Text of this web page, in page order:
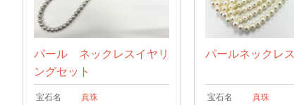
パール ネックレスイヤリ
ングセット
宝石名 真珠
パールネックレス
宝石名 真珠